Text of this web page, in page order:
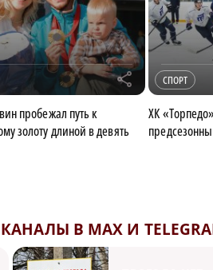
r
пробежал путь к
золоту длиной в девять
СПОРТ
ХК
В MAX И